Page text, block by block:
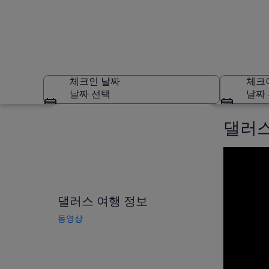
체크인 날짜
날짜 선택
체크
날짜
댈러스 여행 정보
동영상
댈러